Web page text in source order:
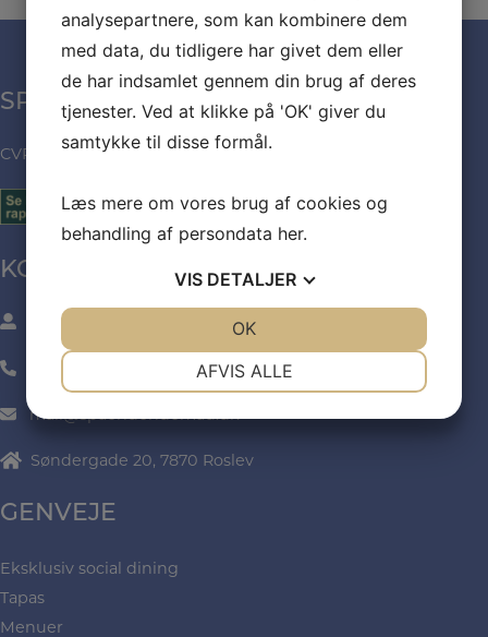
SPÆNDENDE MAD
CVR: 35971432
KONTAKT
v/ Sanne Nielsen
mail@spaendendemad.dk
Søndergade 20, 7870 Roslev
GENVEJE
Eksklusiv social dining
Tapas
Menuer
analysepartnere, som kan kombinere dem
med data, du tidligere har givet dem eller
de har indsamlet gennem din brug af deres
tjenester. Ved at klikke på 'OK' giver du
samtykke til disse formål.
Læs mere om vores brug af cookies og
behandling af persondata her.
VIS DETALJER
AFVIS ALLE
OK